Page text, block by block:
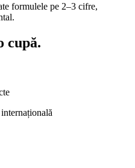
formulele pe 2–3 cifre,
cupă.